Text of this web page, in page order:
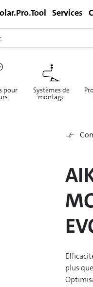
Services
pour Systèmes de
montage
plus